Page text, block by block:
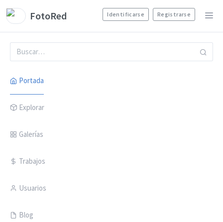
FotoRed Identificarse Registrarse
Portada
Explorar
Galerías
Trabajos
Usuarios
Blog